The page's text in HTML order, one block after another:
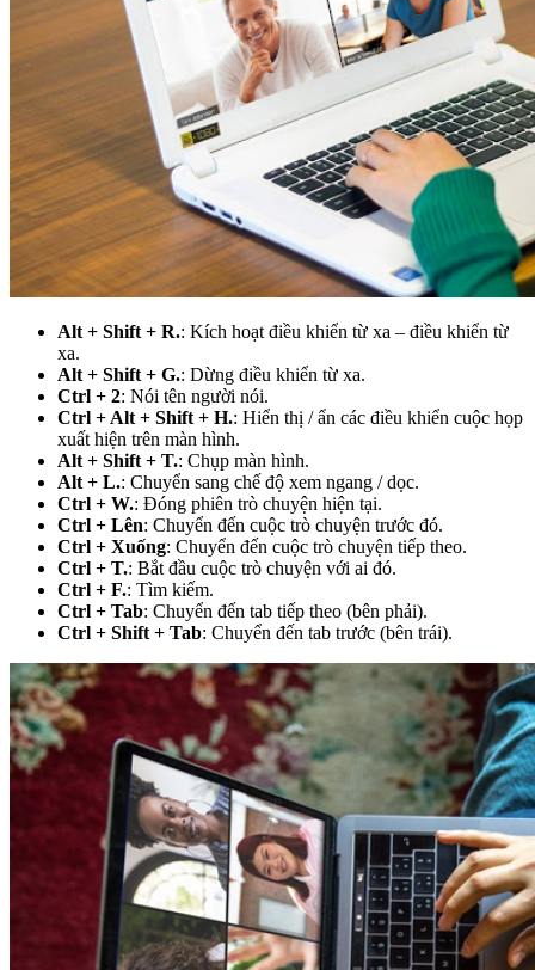
Alt + Shift + R.: Kích hoạt điều khiển từ xa – điều khiển từ
xa.
Alt + Shift + G.: Dừng điều khiển từ xa.
Ctrl + 2: Nói tên người nói.
Ctrl + Alt + Shift + H.: Hiển thị / ẩn các điều khiển cuộc họp
xuất hiện trên màn hình.
Alt + Shift + T.: Chụp màn hình.
Alt + L.: Chuyển sang chế độ xem ngang / dọc.
Ctrl + W.: Đóng phiên trò chuyện hiện tại.
Ctrl + Lên: Chuyển đến cuộc trò chuyện trước đó.
Ctrl + Xuống: Chuyển đến cuộc trò chuyện tiếp theo.
Ctrl + T.: Bắt đầu cuộc trò chuyện với ai đó.
Ctrl + F.: Tìm kiếm.
Ctrl + Tab: Chuyển đến tab tiếp theo (bên phải).
Ctrl + Shift + Tab: Chuyển đến tab trước (bên trái).